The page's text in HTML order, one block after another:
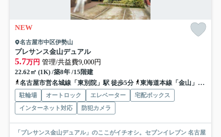
NEW
名古屋市中区伊勢山
プレサンス金山デュアル
5.7万円 管理/共益費9,000円
22.62㎡ (1K) /築8年 /15階建
名古屋市営名城線「東別院」駅 徒歩5分
東海道本線「金山」駅 徒歩10分
駐輪場 オートロック エレベーター
宅配ボックス
インターネット対応
防犯カメラ
「プレサンス金山デュアル」のここがイチオシ。セブンイレブン 名古屋